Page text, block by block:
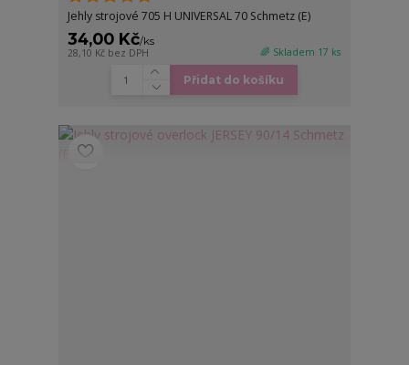
Jehly strojové 705 H UNIVERSAL 70 Schmetz (E)
34,00 Kč/ks
28,10 Kč bez DPH 🌈 Skladem 17 ks
Přidat do košíku